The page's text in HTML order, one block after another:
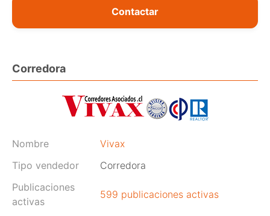
Contactar
Corredora
Nombre
Vivax
Tipo vendedor
Corredora
Publicaciones
activas
599 publicaciones activas